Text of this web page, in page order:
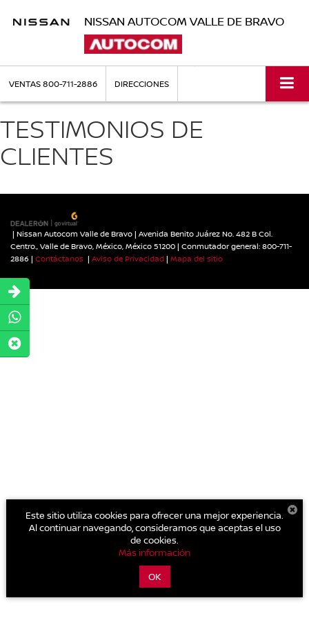
NISSAN AUTOCOM VALLE DE BRAVO
VENTAS800-711-2886 DIRECCIONES
TESTIMONIOS DE
CLIENTES
| Nissan Autocom Valle de Bravo | Avenida Benito Juárez No. 482 B Col.
Centro., Valle de Bravo, México, México 51200 | Conmutador general: 800-711-
2886 | Contáctanos | Aviso de Privacidad | Mapa del sitio
Este sitio utiliza cookies para ofrecer una mejor experiencia.
Al continuar navegando, consideramos que aceptas el uso
de cookies.
Más información
OK